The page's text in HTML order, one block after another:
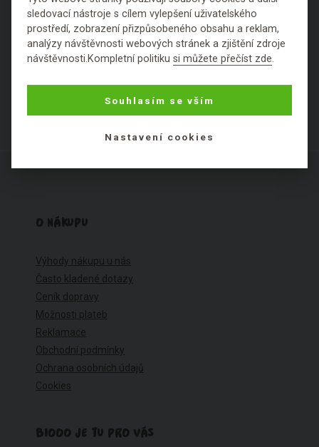
Výborné Fajn Ok Špatné Fuj
Nezařaditelné látky
O NÁKUPU
Výhody nákupu u nás
Často kladené dotazy
Ceník dopravy
Možnosti plateb
Reklamace
Obchodní podmínky
Ochrana osobních údajů
Cookies
BIOOO JE TU PRO VÁS
sledovací nástroje s cílem vylepšení uživatelského
prostředí, zobrazení přizpůsobeného obsahu a reklam,
analýzy návštěvnosti webových stránek a zjištění zdroje
návštěvnosti.Kompletní politikusi můžete přečíst zde.
Souhlasím se vším
Nastavení cookies